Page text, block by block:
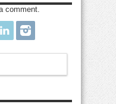
comment.